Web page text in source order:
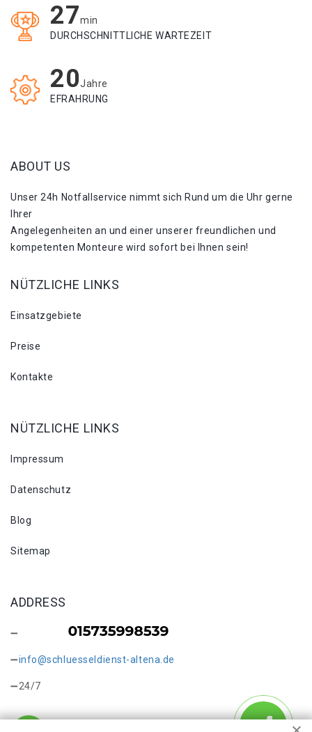
27min
DURCHSCHNITTLICHE WARTEZEIT
20Jahre
EFRAHRUNG
ABOUT US
Unser 24h Notfallservice nimmt sich Rund um die Uhr gerne
Ihrer
Angelegenheiten an und einer unserer freundlichen und
kompetenten Monteure wird sofort bei Ihnen sein!
NÜTZLICHE LINKS
Einsatzgebiete
Preise
Kontakte
NÜTZLICHE LINKS
Impressum
Datenschutz
Blog
Sitemap
ADDRESS
info@schluesseldienst-altena.de
24/7